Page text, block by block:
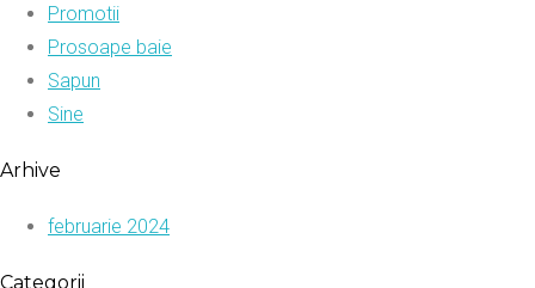
Promotii
Prosoape baie
Sapun
Sine
Arhive
februarie 2024
Categorii